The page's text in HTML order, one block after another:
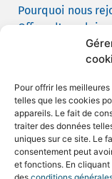
Pour offrir les
telles que les cookies
appareils. Le fait de
traiter des données
uniques sur ce site. Le
consentement peut
et fonctions. En
Pourquoi nous
Offres d’emploi
Candidature
Demande de